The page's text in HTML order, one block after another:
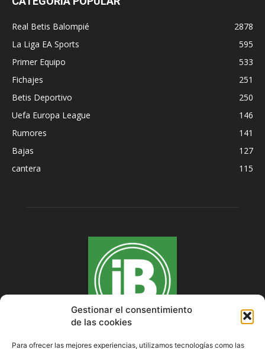
Gestionar el consentimiento
de las cookies
Para ofrecer las mejores experiencias, utilizamos tecnologías como las
Real Betis Balompié
2878
La Liga EA Sports
595
Primer Equipo
533
Fichajes
251
Betis Deportivo
250
Uefa Europa League
146
Rumores
141
Bajas
127
cantera
115